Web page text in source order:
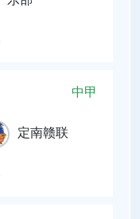
中甲
定南赣联